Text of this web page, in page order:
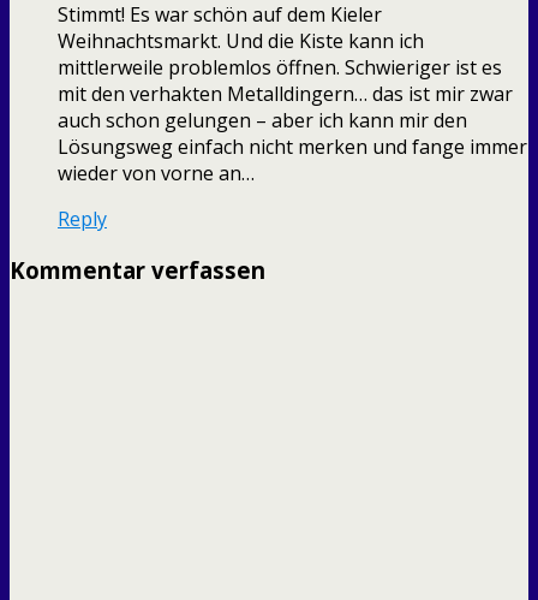
Stimmt! Es war schön auf dem Kieler
Weihnachtsmarkt. Und die Kiste kann ich
mittlerweile problemlos öffnen. Schwieriger ist es
mit den verhakten Metalldingern… das ist mir zwar
auch schon gelungen – aber ich kann mir den
Lösungsweg einfach nicht merken und fange immer
wieder von vorne an…
Reply
Kommentar verfassen